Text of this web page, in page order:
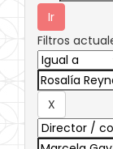
Filtros